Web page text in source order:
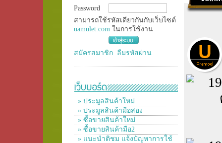
Password
สามารถใช้รหัสเดียวกันกับเว็บไซต์
uamulet.com ในการใช้งาน
สมัครสมาชิก ลืมรหัสผ่าน
» ประมูลสินค้าใหม่
» ประมูลสินค้ามือสอง
» ซื้อขายสินค้าใหม่
» ซื้อขายสินค้ามือ2
» แนะนำติชม แจ้งปัญหาการใช้